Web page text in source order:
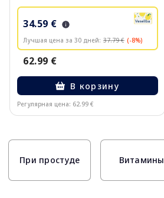
34.59 €
Лучшая цена за 30 дней: 37.79 € (-8%)
62.99 €
В корзину
Регулярная цена: 62.99 €
При простуде Витамины